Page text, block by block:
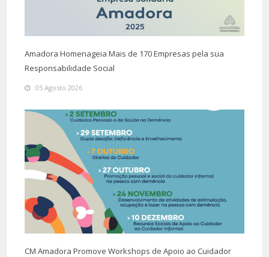
Amadora Homenageia Mais de 170 Empresas pela sua
Responsabilidade Social
05 Agosto 2026
CM Amadora Promove Workshops de Apoio ao Cuidador